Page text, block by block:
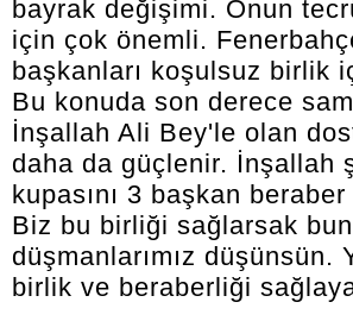
bayrak değişimi. Onun
için çok önemli.
başkanları koşulsuz birlik
Bu konuda son derece
İnşallah Ali Bey'le olan
daha da güçlenir. İnşallah
kupasını 3 başkan beraber
Biz bu birliği sağlarsak
düşmanlarımız düşünsün.
birlik ve beraberliği